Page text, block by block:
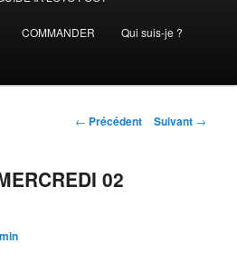
COMMANDER Qui suis-je ?
Navigation
← Précédent Suivant →
02